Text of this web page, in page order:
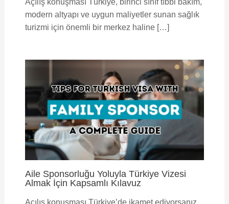
Açılış konuşması Türkiye, birinci sınıf tıbbi bakım,
modern altyapı ve uygun maliyetler sunan sağlık
turizmi için önemli bir merkez haline […]
Aile Sponsorluğu Yoluyla Türkiye Vizesi
Almak İçin Kapsamlı Kılavuz